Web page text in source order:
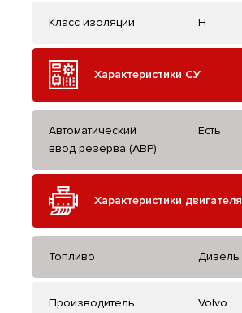
Класс изоляции H
Характеристики СУ
Автоматический
ввод резерва (АВР)
Есть
Характеристики двигателя
Топливо Дизель
Производитель
Volvo